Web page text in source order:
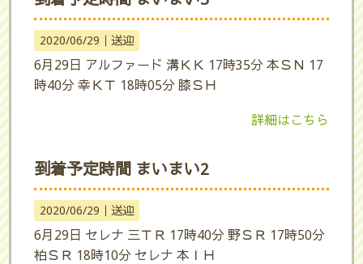
2020/06/29｜ 送迎
6月29日 アルファード 溝ＫＫ 17時35分 本ＳＮ 17
時40分 幸ＫＴ 18時05分 膝ＳＨ
詳細はこちら
到着予定時間 まいまい2
2020/06/29｜ 送迎
6月29日 セレナ 三ＴＲ 17時40分 野ＳＲ 17時50分
柏ＳＲ 18時10分 セレナ 本ＩＨ